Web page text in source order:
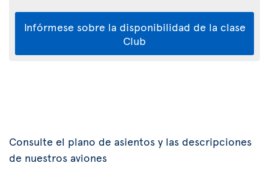
Infórmese sobre la disponibilidad de la clase
Club
Consulte el plano de asientos y las descripciones
de nuestros aviones